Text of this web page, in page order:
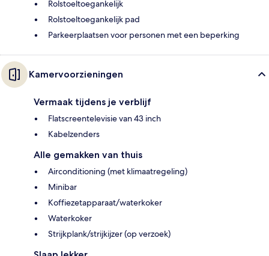
Rolstoeltoegankelijk
Rolstoeltoegankelijk pad
Parkeerplaatsen voor personen met een beperking
Kamervoorzieningen
Vermaak tijdens je verblijf
Flatscreentelevisie van 43 inch
Kabelzenders
Alle gemakken van thuis
Airconditioning (met klimaatregeling)
Minibar
Koffiezetapparaat/waterkoker
Waterkoker
Strijkplank/strijkijzer (op verzoek)